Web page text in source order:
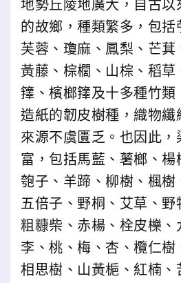
地勢丘陵地廣大，自古以
的故鄉，種類繁多，包括
芙蓉、瓊麻、鳳梨、芒萁
黃藤、棕櫚、山棕、稻草
籜、檳榔籜及十多種竹
造紙的韌皮樹種，織物纖
來源不虞匱乏。也因此，
富，包括馬藍、薯榔、楊
匏子、羊蹄、柳樹、楓樹
五倍子、野桐、艾草、野
粗糠柴、赤楊、栓皮櫟、
李、桃、梅、杏、欖仁樹
相思樹、山黃梔、紅楠、